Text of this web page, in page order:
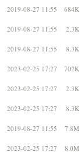
2019-08-27 11:55 684K
2019-08-27 11:55 2.3K
2019-08-27 11:55 8.3K
2023-02-25 17:27 702K
2023-02-25 17:27 2.3K
2023-02-25 17:27 8.3K
2019-08-27 11:55 7.8M
2023-02-25 17:27 8.0M